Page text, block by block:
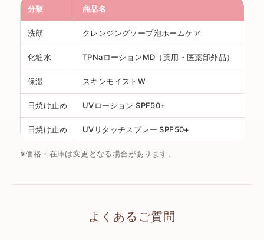
分類 商品名
洗顔 クレンジングソープ泡ホームケア
化粧水 TPNaローションMD（薬用・医薬部外品）
保湿 スキンモイストW
日焼け止め UVローション SPF50+
日焼け止め UVリタッチスプレー SPF50+
※価格・在庫は変更となる場合があります。
よくあるご質問